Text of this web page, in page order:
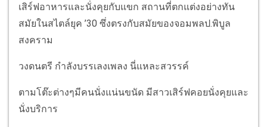
เสิร์ฟอาหารและนั่งคุยกับแขก สถานที่ตกแต่งอย่างทัน
สมัยในสไตล์ยุค ’30 ซึ่งตรงกับสมัยของจอมพลป.พิบูล
สงคราม
วงดนตรี กำลังบรรเลงเพลง นี่แหละสวรรค์
ตามโต๊ะต่างๆมีคนนั่งแน่นขนัด มีสาวเสิร์ฟคอยนั่งคุยและ
นั่งบริการ